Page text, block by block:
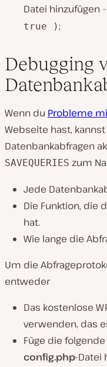
Datei hinzufügen –
true );
Debugging
Wenn du Probleme
Webseite hast,
Datenbankabfragen
SAVEQUERIES zum
Jede
Die Funktion, die
hat.
Wie lange die
Um die
entweder
Das kostenlose
verwenden, das
Füge die
config.php-Datei